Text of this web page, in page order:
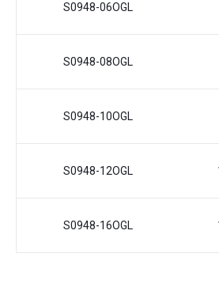
S0948-06OGL
S0948-08OGL
S0948-10OGL
S0948-12OGL
S0948-16OGL